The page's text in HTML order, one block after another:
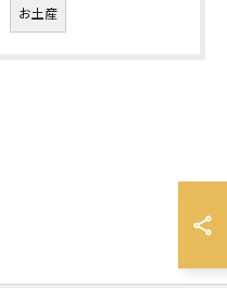
お土産